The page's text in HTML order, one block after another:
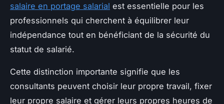
salaire en portage salarial est essentielle pour les
professionnels qui cherchent à équilibrer leur
indépendance tout en bénéficiant de la sécurité du
statut de salarié.
Cette distinction importante signifie que les
consultants peuvent choisir leur propre travail, fixer
leur propre salaire et gérer leurs propres heures de